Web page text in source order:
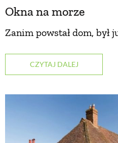
Okna na morze
Zanim powstał dom, był
CZYTAJ DALEJ